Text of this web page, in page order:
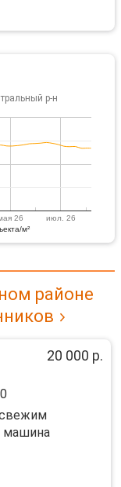
р-н
м²
26 июл. 26
районе
20 000 р.
машина